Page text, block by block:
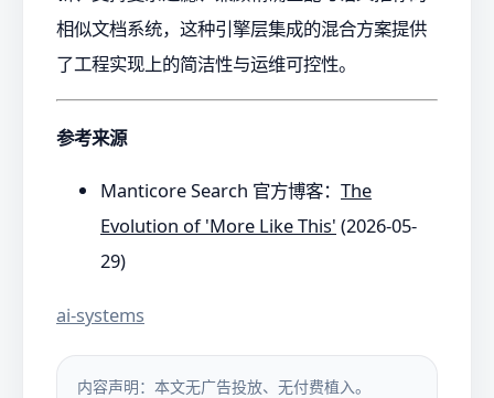
相似文档系统，这种引擎层集成的混合方案提供
了工程实现上的简洁性与运维可控性。
参考来源
Manticore Search 官方博客： The
Evolution of 'More Like This' (2026-05-
29)
ai-systems
内容声明：本文无广告投放、无付费植入。